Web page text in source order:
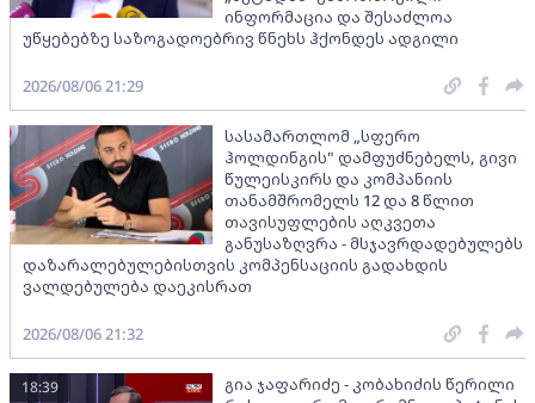
ინფორმაცია და შესაძლოა
უწყებებზე საზოგადოებრივ წნეხს ჰქონდეს ადგილი
2026/08/06 21:29
სასამართლომ „სფერო
ჰოლდინგის" დამფუძნებელს, გივი
წულეისკირს და კომპანიის
თანამშრომელს 12 და 8 წლით
თავისუფლების აღკვეთა
განუსაზღვრა - მსჯავრდადებულებს
დაზარალებულებისთვის კომპენსაციის გადახდის
ვალდებულება დაეკისრათ
2026/08/06 21:32
გია ჯაფარიძე - კობახიძის წერილი
18:39